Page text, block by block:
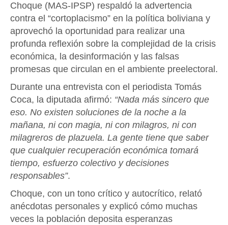
Choque (MAS-IPSP) respaldó la advertencia
contra el “cortoplacismo” en la política boliviana y
aprovechó la oportunidad para realizar una
profunda reflexión sobre la complejidad de la crisis
económica, la desinformación y las falsas
promesas que circulan en el ambiente preelectoral.
Durante una entrevista con el periodista Tomás
Coca, la diputada afirmó: “Nada más sincero que
eso. No existen soluciones de la noche a la
mañana, ni con magia, ni con milagros, ni con
milagreros de plazuela. La gente tiene que saber
que cualquier recuperación económica tomará
tiempo, esfuerzo colectivo y decisiones
responsables”.
Choque, con un tono crítico y autocrítico, relató
anécdotas personales y explicó cómo muchas
veces la población deposita esperanzas